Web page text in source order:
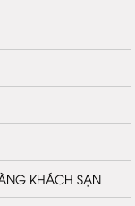
KHÁCH SẠN